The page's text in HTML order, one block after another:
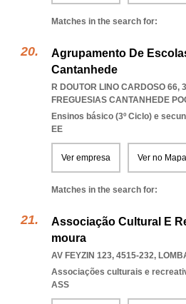
Matches in the search for:
Agrupamento De
Cantanhede
R DOUTOR LINO CARDOSO 66,
FREGUESIAS CANTANHEDE
Ensinos básico (3º Ciclo) e
EE
Ver empresa Ver no Mapa
Matches in the search for:
Associação Cultural E
moura
AV FEYZIN 123, 4515-232,
Associações culturais e
ASS